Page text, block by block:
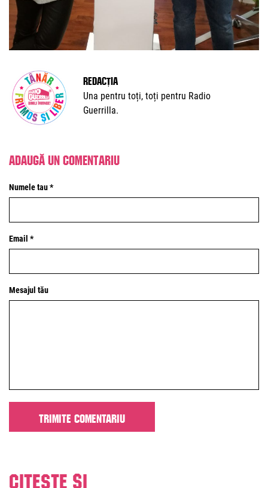
Redacția
Una pentru toți, toți pentru Radio
Guerrilla.
Adaugă un comentariu
Numele tau *
Email *
Mesajul tău
Citeste și